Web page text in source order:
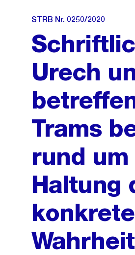
STRB Nr. 0250/2020
Urech
Trams
rund um
Haltung